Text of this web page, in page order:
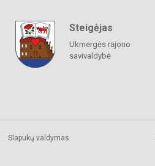
Steigėjas
Ukmergės rajono
savivaldybė
Slapukų valdymas